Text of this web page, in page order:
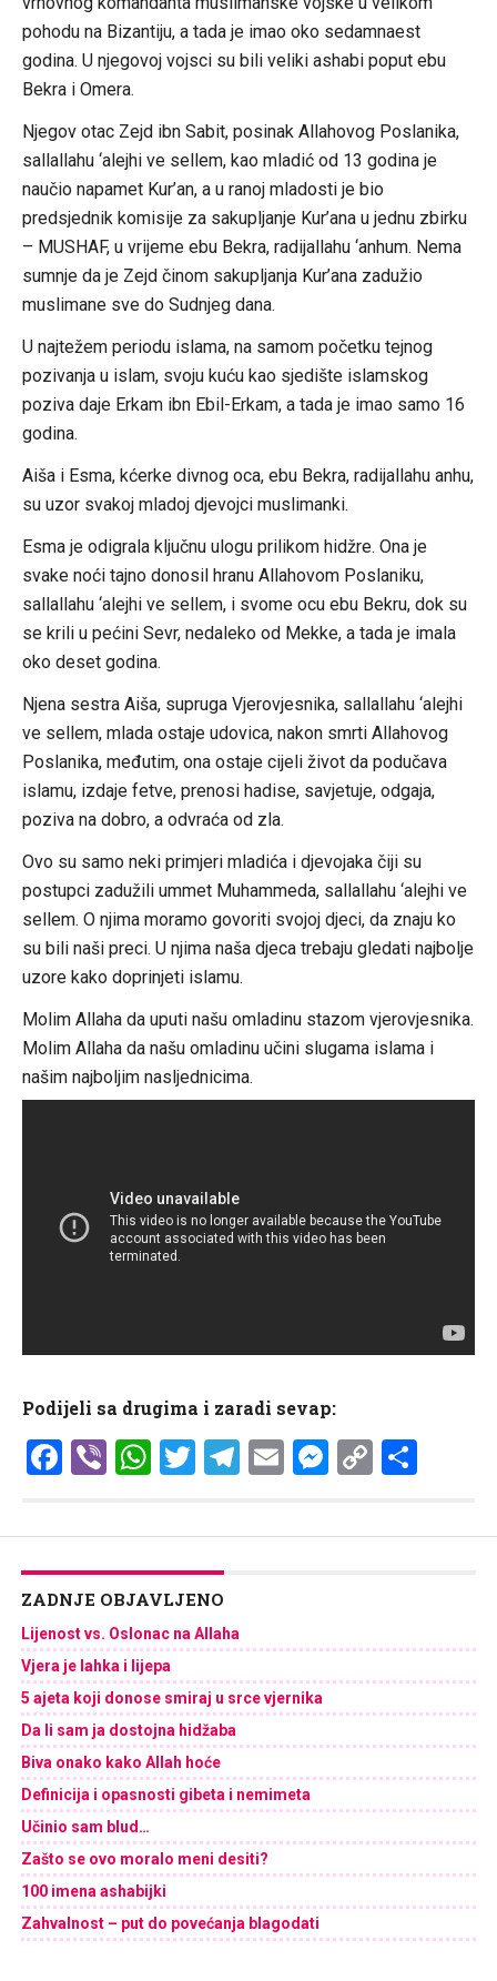
pohodu na Bizantiju, a tada je imao oko sedamnaest
godina. U njegovoj vojsci su bili veliki ashabi poput ebu
Bekra i Omera.
Njegov otac Zejd ibn Sabit, posinak Allahovog Poslanika,
sallallahu ‘alejhi ve sellem, kao mladić od 13 godina je
naučio napamet Kur’an, a u ranoj mladosti je bio
predsjednik komisije za sakupljanje Kur’ana u jednu zbirku
– MUSHAF, u vrijeme ebu Bekra, radijallahu ‘anhum. Nema
sumnje da je Zejd činom sakupljanja Kur’ana zadužio
muslimane sve do Sudnjeg dana.
U najtežem periodu islama, na samom početku tejnog
pozivanja u islam, svoju kuću kao sjedište islamskog
poziva daje Erkam ibn Ebil-Erkam, a tada je imao samo 16
godina.
Aiša i Esma, kćerke divnog oca, ebu Bekra, radijallahu anhu,
su uzor svakoj mladoj djevojci muslimanki.
Esma je odigrala ključnu ulogu prilikom hidžre. Ona je
svake noći tajno donosil hranu Allahovom Poslaniku,
sallallahu ‘alejhi ve sellem, i svome ocu ebu Bekru, dok su
se krili u pećini Sevr, nedaleko od Mekke, a tada je imala
oko deset godina.
Njena sestra Aiša, supruga Vjerovjesnika, sallallahu ‘alejhi
ve sellem, mlada ostaje udovica, nakon smrti Allahovog
Poslanika, međutim, ona ostaje cijeli život da podučava
islamu, izdaje fetve, prenosi hadise, savjetuje, odgaja,
poziva na dobro, a odvraća od zla.
Ovo su samo neki primjeri mladića i djevojaka čiji su
postupci zadužili ummet Muhammeda, sallallahu ‘alejhi ve
sellem. O njima moramo govoriti svojoj djeci, da znaju ko
su bili naši preci. U njima naša djeca trebaju gledati najbolje
uzore kako doprinjeti islamu.
Molim Allaha da uputi našu omladinu stazom vjerovjesnika.
Molim Allaha da našu omladinu učini slugama islama i
našim najboljim nasljednicima.
Podijeli sa drugima i zaradi sevap:
Facebook
ViberWhatsApp
Twitter
Telegram
EmailCopy
ZADNJE OBJAVLJENO
Lijenost vs. Oslonac na Allaha
Vjera je lahka i lijepa
5 ajeta koji donose smiraj u srce vjernika
Da li sam ja dostojna hidžaba
Biva onako kako Allah hoće
Definicija i opasnosti gibeta i nemimeta
Učinio sam blud…
Zašto se ovo moralo meni desiti?
100 imena ashabijki
Zahvalnost – put do povećanja blagodati